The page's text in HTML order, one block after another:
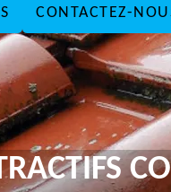
CONTACTEZ-